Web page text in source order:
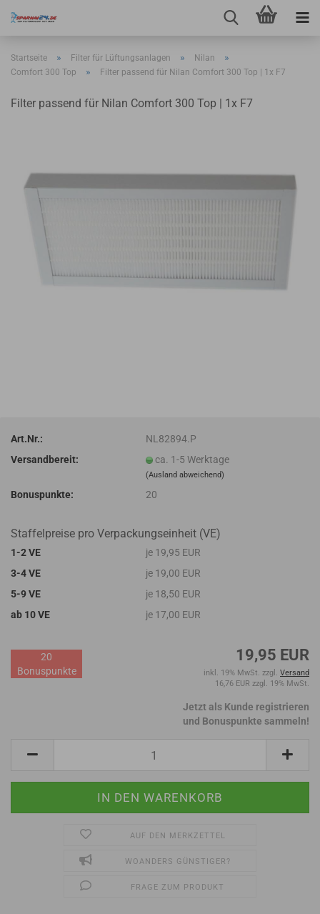
Startseite » Filter für Lüftungsanlagen » Nilan »
Comfort 300 Top » Filter passend für Nilan Comfort 300 Top | 1x F7
Filter passend für Nilan Comfort 300 Top | 1x F7
Art.Nr.:
NL82894.P
Versandbereit:
ca. 1-5 Werktage
(Ausland abweichend)
Bonuspunkte: 20
Staffelpreise pro Verpackungseinheit (VE)
1-2 VE
je 19,95 EUR
3-4 VE
je 19,00 EUR
5-9 VE
je 18,50 EUR
ab 10 VE
je 17,00 EUR
19,95 EUR
inkl. 19% MwSt. zzgl. Versand
16,76 EUR zzgl. 19% MwSt.
20
Bonuspunkte
Jetzt als Kunde registrieren
und Bonuspunkte sammeln!
AUF DEN MERKZETTEL
WOANDERS GÜNSTIGER?
FRAGE ZUM PRODUKT